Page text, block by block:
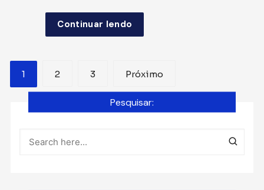
Continuar lendo
Paginação
de
posts
1 2 3 Próximo
Pesquisar: